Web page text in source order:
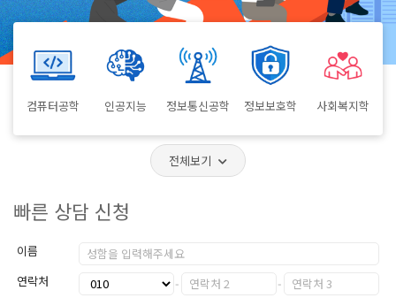
컴퓨터공학 인공지능 정보통신공학 정보보호학 사회복지학
전체보기
빠른 상담 신청
이름
연락처